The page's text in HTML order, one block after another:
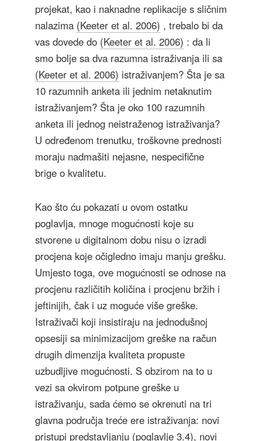
projekat, kao i naknadne replikacije s sličnim
nalazima (Keeter et al. 2006) , trebalo bi da
vas dovede do (Keeter et al. 2006) : da li
smo bolje sa dva razumna istraživanja ili sa
(Keeter et al. 2006) istraživanjem? Šta je sa
10 razumnih anketa ili jednim netaknutim
istraživanjem? Šta je oko 100 razumnih
anketa ili jednog neistraženog istraživanja?
U određenom trenutku, troškovne prednosti
moraju nadmašiti nejasne, nespecifične
brige o kvalitetu.
Kao što ću pokazati u ovom ostatku
poglavlja, mnoge mogućnosti koje su
stvorene u digitalnom dobu nisu o izradi
procjena koje očigledno imaju manju grešku.
Umjesto toga, ove mogućnosti se odnose na
procjenu različitih količina i procjenu bržih i
jeftinijih, čak i uz moguće više greške.
Istraživači koji insistiraju na jednodušnoj
opsesiji sa minimizacijom greške na račun
drugih dimenzija kvaliteta propuste
uzbudljive mogućnosti. S obzirom na to u
vezi sa okvirom potpune greške u
istraživanju, sada ćemo se okrenuti na tri
glavna područja treće ere istraživanja: novi
pristupi predstavljanju (poglavlje 3.4), novi